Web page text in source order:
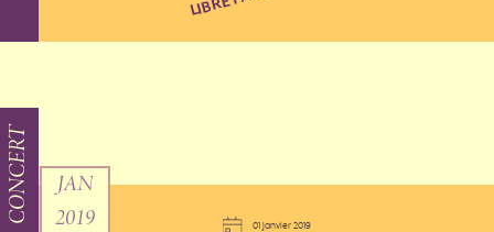
CONCERT
JAN
2019
01 janvier 2019